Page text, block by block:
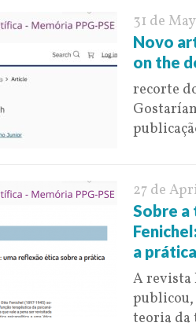
31 de
Novo
on the
recorte
27 de
Sobre a
a
A revista
publicou,
teoria da